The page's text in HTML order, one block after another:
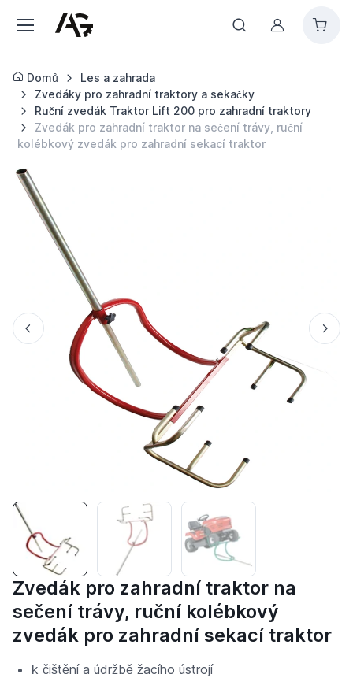
Můj účet
Domů
Les a zahrada
Zvedáky pro zahradní traktory a sekačky
Ruční zvedák Traktor Lift 200 pro zahradní traktory
Zvedák pro zahradní traktor na sečení trávy, ruční
kolébkový zvedák pro zahradní sekací traktor
Zvedák pro zahradní traktor na
sečení trávy, ruční kolébkový
zvedák pro zahradní sekací traktor
k čištění a údržbě žacího ústrojí